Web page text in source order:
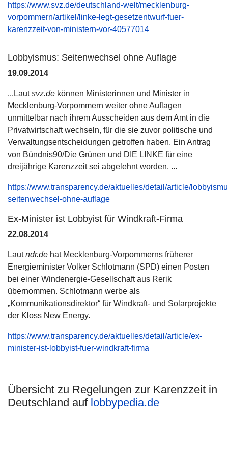
https://www.svz.de/deutschland-welt/mecklenburg-
vorpommern/artikel/linke-legt-gesetzentwurf-fuer-
karenzzeit-von-ministern-vor-40577014
Lobbyismus: Seitenwechsel ohne Auflage
19.09.2014
...Lautsvz.de können Ministerinnen und Minister in
Mecklenburg-Vorpommern weiter ohne Auflagen
unmittelbar nach ihrem Ausscheiden aus dem Amt in die
Privatwirtschaft wechseln, für die sie zuvor politische und
Verwaltungsentscheidungen getroffen haben. Ein Antrag
von Bündnis90/Die Grünen und DIE LINKE für eine
dreijährige Karenzzeit sei abgelehnt worden. ...
https://www.transparency.de/aktuelles/detail/article/
seitenwechsel-ohne-auflage
Ex-Minister ist Lobbyist für Windkraft-Firma
22.08.2014
Lautndr.de hat Mecklenburg-Vorpommerns früherer
Energieminister Volker Schlotmann (SPD) einen Posten
bei einer Windenergie-Gesellschaft aus Rerik
übernommen. Schlotmann werbe als
„Kommunikationsdirektor“ für Windkraft- und Solarprojekte
der Kloss New Energy.
https://www.transparency.de/aktuelles/detail/article/ex-
minister-ist-lobbyist-fuer-windkraft-firma
Übersicht zu Regelungen zur Karenzzeit in
Deutschland auf lobbypedia.de